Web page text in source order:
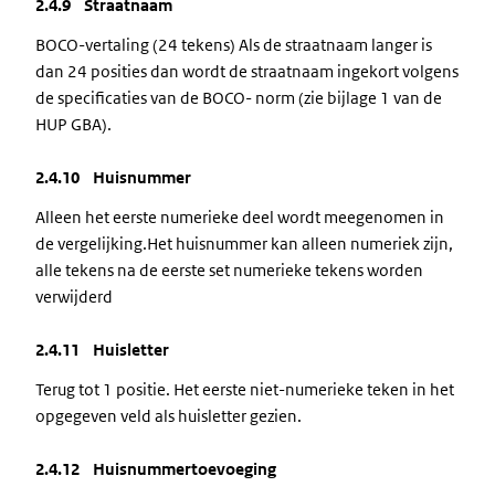
2.4.9 Straatnaam
BOCO-vertaling (24 tekens) Als de straatnaam langer is
dan 24 posities dan wordt de straatnaam ingekort volgens
de specificaties van de BOCO- norm (zie bijlage 1 van de
HUP GBA).
2.4.10 Huisnummer
Alleen het eerste numerieke deel wordt meegenomen in
de vergelijking.Het huisnummer kan alleen numeriek zijn,
alle tekens na de eerste set numerieke tekens worden
verwijderd
2.4.11 Huisletter
Terug tot 1 positie. Het eerste niet-numerieke teken in het
opgegeven veld als huisletter gezien.
2.4.12 Huisnummertoevoeging